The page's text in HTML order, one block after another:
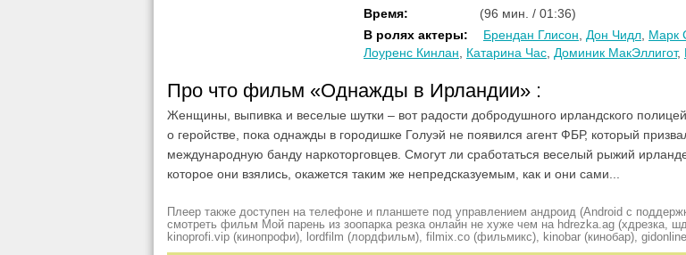
Время:
(96 мин. / 01:36)
В ролях актеры: Брендан Глисон Дон Чидл Марк
Лоуренс Кинлан
Катарина Час Доминик МакЭллигот,
Про что фильм «Однажды в Ирландии» :
Женщины, выпивка и веселые шутки – вот радости добродушного ирландского
о геройстве, пока однажды в городишке Голуэй не появился агент ФБР, который
международную банду наркоторговцев. Смогут ли сработаться веселый рыжий
которое они взялись, окажется таким же непредсказуемым, как и они сами...
Плеер также доступен на телефоне и планшете под управлением андроид (Android с
смотреть фильм Мой парень из зоопарка резка онлайн не хуже чем на hdrezka.ag (хдрезка,
kinoprofi.vip (кинопрофи), lordfilm (лордфильм), filmix.co (фильмикс), kinobar (кинобар),